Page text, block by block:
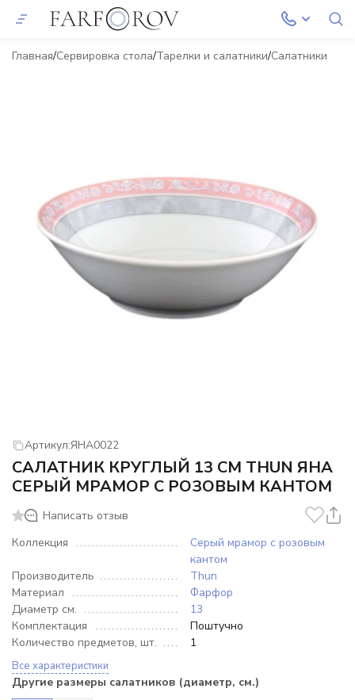
Главная Сервировка стола Тарелки и салатники Салатники
Артикул:ЯНА0022
САЛАТНИК КРУГЛЫЙ 13 СМ THUN ЯНА
СЕРЫЙ МРАМОР С РОЗОВЫМ КАНТОМ
Написать отзыв
Коллекция
Серый мрамор с розовым
кантом
Производитель
Thun
Материал
Фарфор
Диаметр см.
13
Комплектация
Поштучно
Количество предметов, шт.
1
Все характеристики
Другие размеры салатников (диаметр, см.)